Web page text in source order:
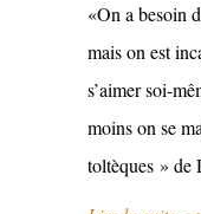
«On a besoin
mais on est
s’aimer soi-
moins on se
toltèques »